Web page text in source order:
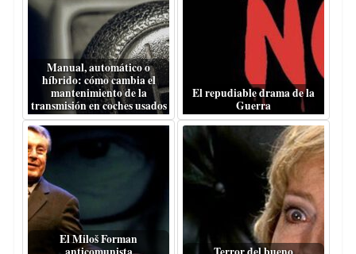
Manual, automático o
híbrido: cómo cambia el
mantenimiento de la
transmisión en coches usados
El repudiable drama de la
Guerra
El Miloš Forman